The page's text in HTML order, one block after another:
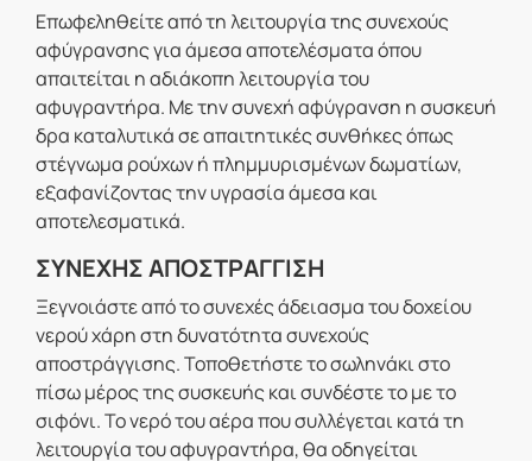
Επωφεληθείτε από τη λειτουργία της συνεχούς
αφύγρανσης για άμεσα αποτελέσματα όπου
απαιτείται η αδιάκοπη λειτουργία του
αφυγραντήρα. Με την συνεχή αφύγρανση η συσκευή
δρα καταλυτικά σε απαιτητικές συνθήκες όπως
στέγνωμα ρούχων ή πλημμυρισμένων δωματίων,
εξαφανίζοντας την υγρασία άμεσα και
αποτελεσματικά.
ΣΥΝΕΧΗΣ ΑΠΟΣΤΡΑΓΓΙΣΗ
Ξεγνοιάστε από το συνεχές άδειασμα του δοχείου
νερού χάρη στη δυνατότητα συνεχούς
αποστράγγισης. Τοποθετήστε το σωληνάκι στο
πίσω μέρος της συσκευής και συνδέστε το με το
σιφόνι. Το νερό του αέρα που συλλέγεται κατά τη
λειτουργία του αφυγραντήρα, θα οδηγείται